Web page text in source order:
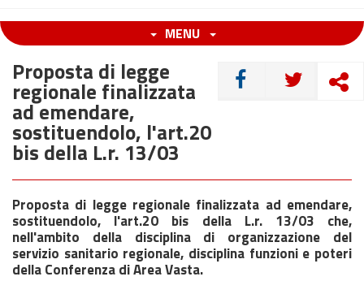
MENU
CONDIVIDI
Proposta di legge
regionale finalizzata
ad emendare,
sostituendolo, l'art.20
bis della L.r. 13/03
Proposta di legge regionale finalizzata ad emendare,
sostituendolo, l'art.20 bis della L.r. 13/03 che,
nell'ambito della disciplina di organizzazione del
servizio sanitario regionale, disciplina funzioni e poteri
della Conferenza di Area Vasta.